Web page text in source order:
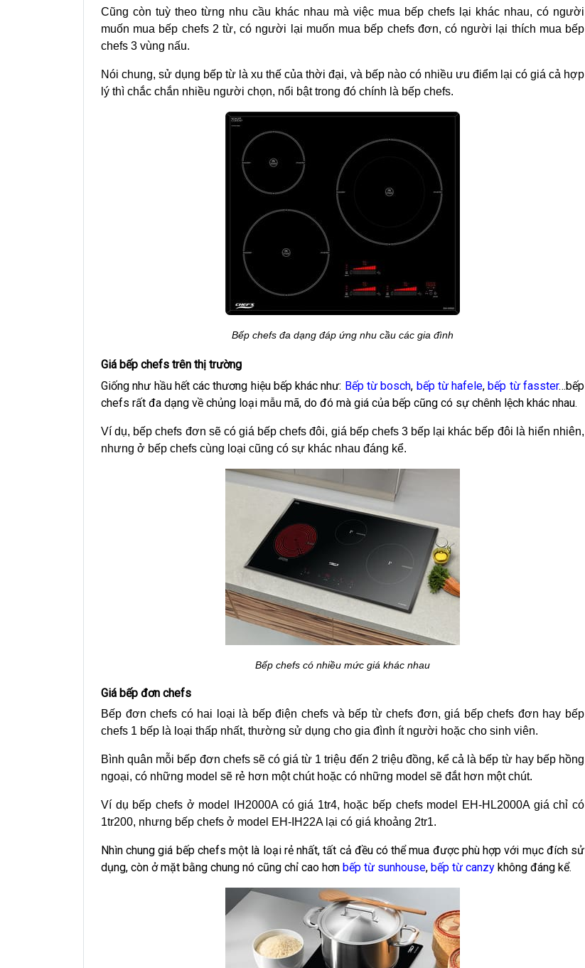
Cũng còn tuỳ theo từng nhu cầu khác nhau mà việc mua bếp chefs lại khác nhau, có người
muốn mua bếp chefs 2 từ, có người lại muốn mua bếp chefs đơn, có người lại thích mua bếp
chefs 3 vùng nấu.
Nói chung, sử dụng bếp từ là xu thế của thời đại, và bếp nào có nhiều ưu điểm lại có giá cả hợp
lý thì chắc chắn nhiều người chọn, nổi bật trong đó chính là bếp chefs.
Bếp chefs đa dạng đáp ứng nhu cầu các gia đình
Giá bếp chefs trên thị trường
Giống như hầu hết các thương hiệu bếp khác như: Bếp từ bosch, bếp từ hafele,bếp từ fasster…bếp
chefs rất đa dạng về chủng loại mẫu mã, do đó mà giá của bếp cũng có sự chênh lệch khác nhau.
Ví dụ, bếp chefs đơn sẽ có giá bếp chefs đôi, giá bếp chefs 3 bếp lại khác bếp đôi là hiển nhiên,
nhưng ở bếp chefs cùng loại cũng có sự khác nhau đáng kể.
Bếp chefs có nhiều mức giá khác nhau
Giá bếp đơn chefs
Bếp đơn chefs có hai loại là bếp điện chefs và bếp từ chefs đơn, giá bếp chefs đơn hay bếp
chefs 1 bếp là loại thấp nhất, thường sử dụng cho gia đình ít người hoặc cho sinh viên.
Bình quân mỗi bếp đơn chefs sẽ có giá từ 1 triệu đến 2 triệu đồng, kể cả là bếp từ hay bếp hồng
ngoại, có những model sẽ rẻ hơn một chút hoặc có những model sẽ đắt hơn một chút.
Ví dụ bếp chefs ở model IH2000A có giá 1tr4, hoặc bếp chefs model EH-HL2000A giá chỉ có
1tr200, nhưng bếp chefs ở model EH-IH22A lại có giá khoảng 2tr1.
Nhìn chung giá bếp chefs một là loại rẻ nhất, tất cả đều có thể mua được phù hợp với mục đích sử
dụng, còn ở mặt bằng chung nó cũng chỉ cao hơn bếp từ sunhouse, bếp từ canzy không đáng kể.